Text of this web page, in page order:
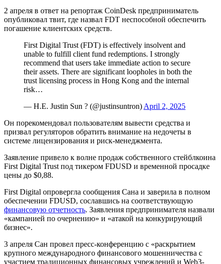
2 апреля в ответ на репортаж CoinDesk предприниматель
опубликовал твит, где назвал FDT неспособной обеспечить
погашение клиентских средств.
First Digital Trust (FDT) is effectively insolvent and
unable to fulfill client fund redemptions. I strongly
recommend that users take immediate action to secure
their assets. There are significant loopholes in both the
trust licensing process in Hong Kong and the internal
risk…
— H.E. Justin Sun ? (@justinsuntron) April 2, 2025
Он порекомендовал пользователям вывести средства и
призвал регуляторов обратить внимание на недочеты в
системе лицензирования и риск-менеджмента.
Заявление привело к волне продаж собственного стейблкоина
First Digital Trust под тикером FDUSD и временной просадке
цены до $0,88.
First Digital опровергла сообщения Сана и заверила в полном
обеспечении FDUSD, сославшись на соответствующую
финансовую отчетность. Заявления предпринимателя назвали
«кампанией по очернению» и «атакой на конкурирующий
бизнес».
3 апреля Сан провел пресс-конференцию с «раскрытием
крупного международного финансового мошенничества с
участием традиционных финансовых учреждений и Web3-